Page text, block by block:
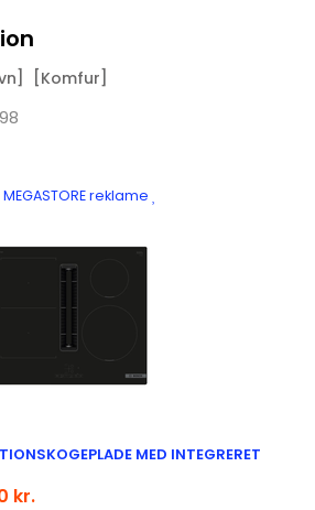
[Komfur]
MEGASTORE reklame
MED INTEGRERET
kr.